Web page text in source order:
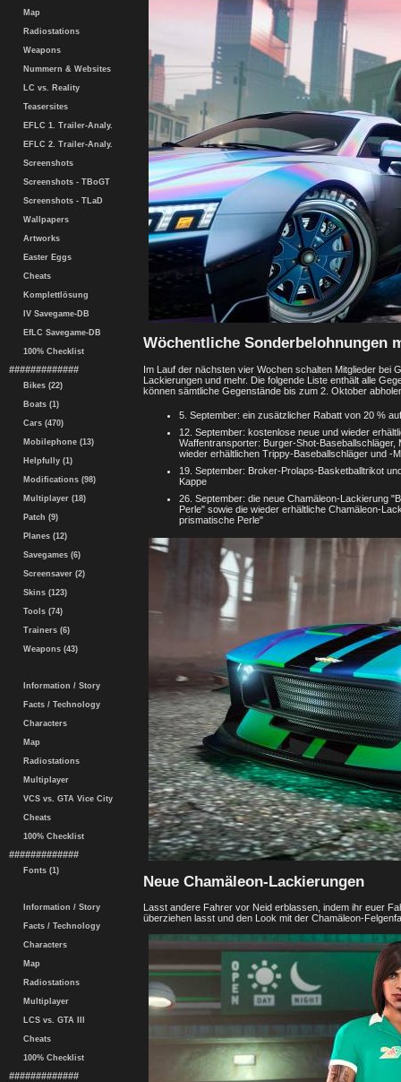
Map
Radiostations
Weapons
Nummern & Websites
LC vs. Reality
Teasersites
EFLC 1. Trailer-Analy.
EFLC 2. Trailer-Analy.
Screenshots
Screenshots - TBoGT
Screenshots - TLaD
Wallpapers
Artworks
Easter Eggs
Cheats
Komplettlösung
IV Savegame-DB
EfLC Savegame-DB
100% Checklist
#############
Bikes (22)
Boats (1)
Cars (470)
Mobilephone (13)
Helpfully (1)
Modifications (98)
Multiplayer (18)
Patch (9)
Planes (12)
Savegames (6)
Screensaver (2)
Skins (123)
Tools (74)
Trainers (6)
Weapons (43)
Information / Story
Facts / Technology
Characters
Map
Radiostations
Multiplayer
VCS vs. GTA Vice City
Cheats
100% Checklist
#############
Fonts (1)
Information / Story
Facts / Technology
Characters
Map
Radiostations
Multiplayer
LCS vs. GTA III
Cheats
100% Checklist
#############
Wöchentliche Sonderbelohnungen
Im Lauf der nächsten vier Wochen schalten Mitglieder bei
Lackierungen und mehr. Die folgende Liste enthält alle
können sämtliche Gegenstände bis zum 2. Oktober
5. September: ein zusätzlicher Rabatt von 20 %
12. September: kostenlose neue und wieder
Waffentransporter: Burger-Shot-
wieder erhältlichen Trippy-Baseballschläger und -
19. September: Broker-Prolaps-Basketballtrikot
Kappe
26. September: die neue Chamäleon-Lackierung
Perle" sowie die wieder erhältliche Chamäleon-
prismatische Perle"
Neue Chamäleon-Lackierungen
Lasst andere Fahrer vor Neid erblassen, indem ihr euer
überziehen lasst und den Look mit der Chamäleon-